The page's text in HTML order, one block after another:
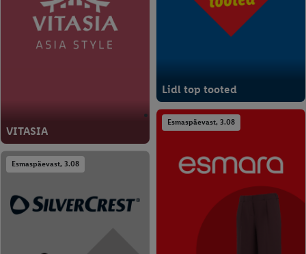
VITASIA
Lidl top tooted
Esmaspäevast, 3.08
Esmaspäevast, 3.08